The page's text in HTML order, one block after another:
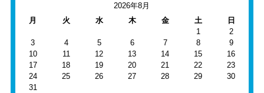
2026年8月
月
火 水 木 金 土
日
1
2
3
4 5 6 7 8
9
10
11 12 13 14 15
16
17
18 19 20 21 22
23
24
25 26 27 28 29
30
31